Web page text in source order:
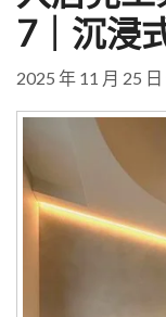
7｜沉浸
2025 年 11 月 25 日